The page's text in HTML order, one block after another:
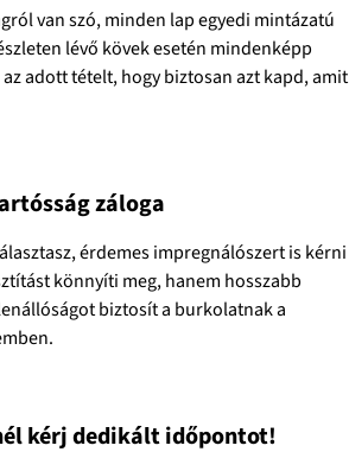
van szó, minden lap egyedi mintázatú
lévő kövek esetén mindenképp
adott tételt, hogy biztosan azt kapd, amit
záloga
érdemes impregnálószert is kérni
könnyíti meg, hanem hosszabb
biztosít a burkolatnak a
kérj dedikált időpontot!